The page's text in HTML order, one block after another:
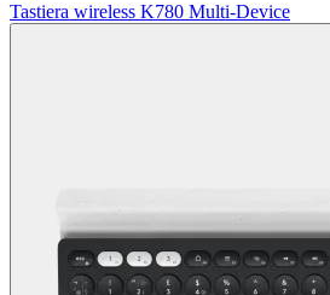
Tastiera wireless K780 Multi-Device